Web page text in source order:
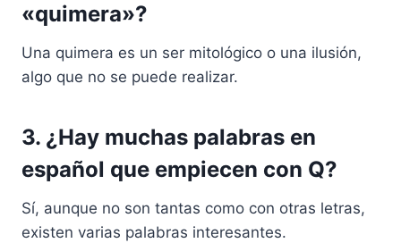
«quimera»?
Una quimera es un ser mitológico o una ilusión,
algo que no se puede realizar.
3. ¿Hay muchas palabras en
español que empiecen con Q?
Sí, aunque no son tantas como con otras letras,
existen varias palabras interesantes.